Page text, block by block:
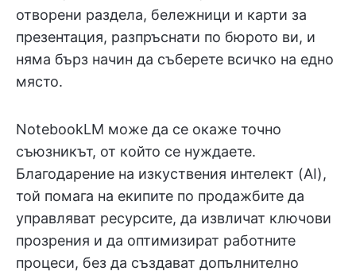
отворени раздела, бележници и карти за
презентация, разпръснати по бюрото ви, и
няма бърз начин да съберете всичко на едно
място.
NotebookLM може да се окаже точно
съюзникът, от който се нуждаете.
Благодарение на изкуствения интелект (AI),
той помага на екипите по продажбите да
управляват ресурсите, да извличат ключови
прозрения и да оптимизират работните
процеси, без да създават допълнително